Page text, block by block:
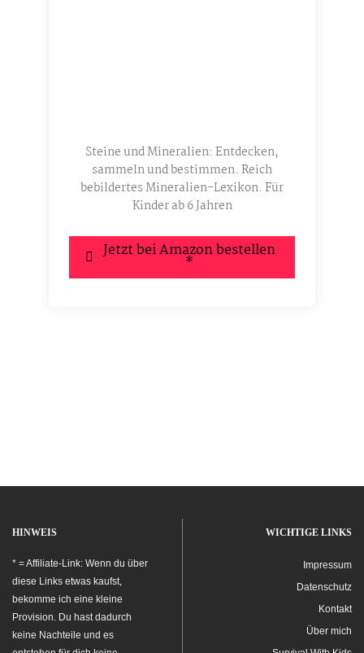
Steine und Mineralien: Entdecken,
sammeln und bestimmen. Reich
bebildertes Mineralien-Lexikon. Für
Kinder ab 6 Jahren
Jetzt bei Amazon bestellen
*
HINWEIS
* = Affiliate-Link: Wenn du über
diese Links etwas kaufst,
bekomme ich eine kleine
Provision. Du hast dadurch
keine Nachteile und es
WICHTIGE LINKS
Impressum
Datenschutz
Kontakt
Über mich